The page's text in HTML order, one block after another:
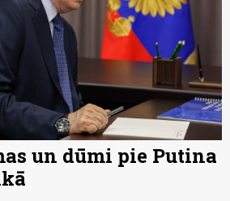
un dūmi pie Putina